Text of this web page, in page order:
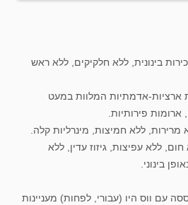
בינונית, ללא חלקיקים, ללא ראש
ארציות-אדמתיות המלוות במעט
פירותיות.
ללא חמיצות, מינרליות קלה.
חום, ללא עפיצות, גיזוז עדין, ללא
בינוני.
עם ווס היו (עבורי, לפחות) מעניינות